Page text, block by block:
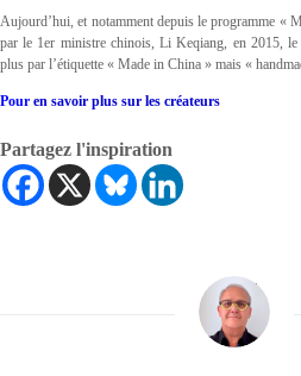
Aujourd’hui, et notamment depuis le programme «
par le 1er ministre chinois, Li Keqiang, en 2015,
plus par l’étiquette « Made in China » mais «
Pour en savoir plus sur les créateurs
Partagez l'inspiration